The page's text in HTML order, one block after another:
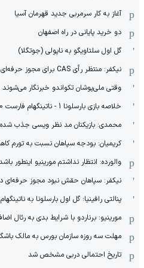
آغاز به کار سرمربی جدید قهرمان آسیا
دو خرید پایانی در راه اصفهان
گل اول سلتاویگو به ناپولی (جوتگلا)
نیکفر: منتظر رأی CAS برای مجوز حرفه‌ای هستیم
وقتی ملی‌پوشان تکواندو خبرنگار می‌شوند
خلاصه بازی بارسلونا 1 - ناتینگهام فارست 0
محمدی: بازیکنان مد نظر ویسی جذب
کریمیان: بودجه سپاهان نسبت به تورم
والورده: انتظار نداشتم مورینیو اینطور
نیکفر: سپاهان حقش نبود مجوز حرفه‌ای
پنالتی رافینیا؛ گل اول بارسلونا به
مورینیو: برناردو با شرایط بدی به رئال
مهلت سه روزه سازمان بورس به مالک
تاریخ احتمالی دربی مشخص شد